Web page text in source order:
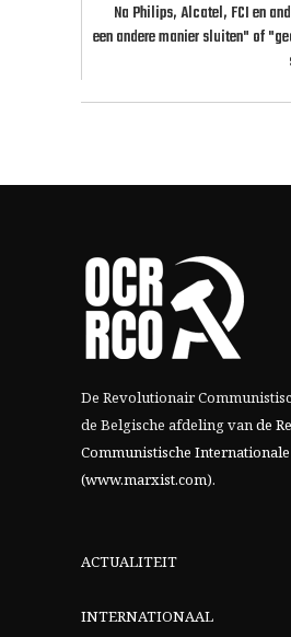
Na Philips, Alcatel, FCI en
een andere manier sluiten" of
De Revolutionair
de Belgische afdeling vande
Communistische Internationale
(www.marxist.com).
ACTUALITEIT
INTERNATIONAAL